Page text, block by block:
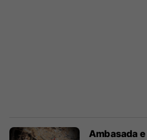
Ambasada